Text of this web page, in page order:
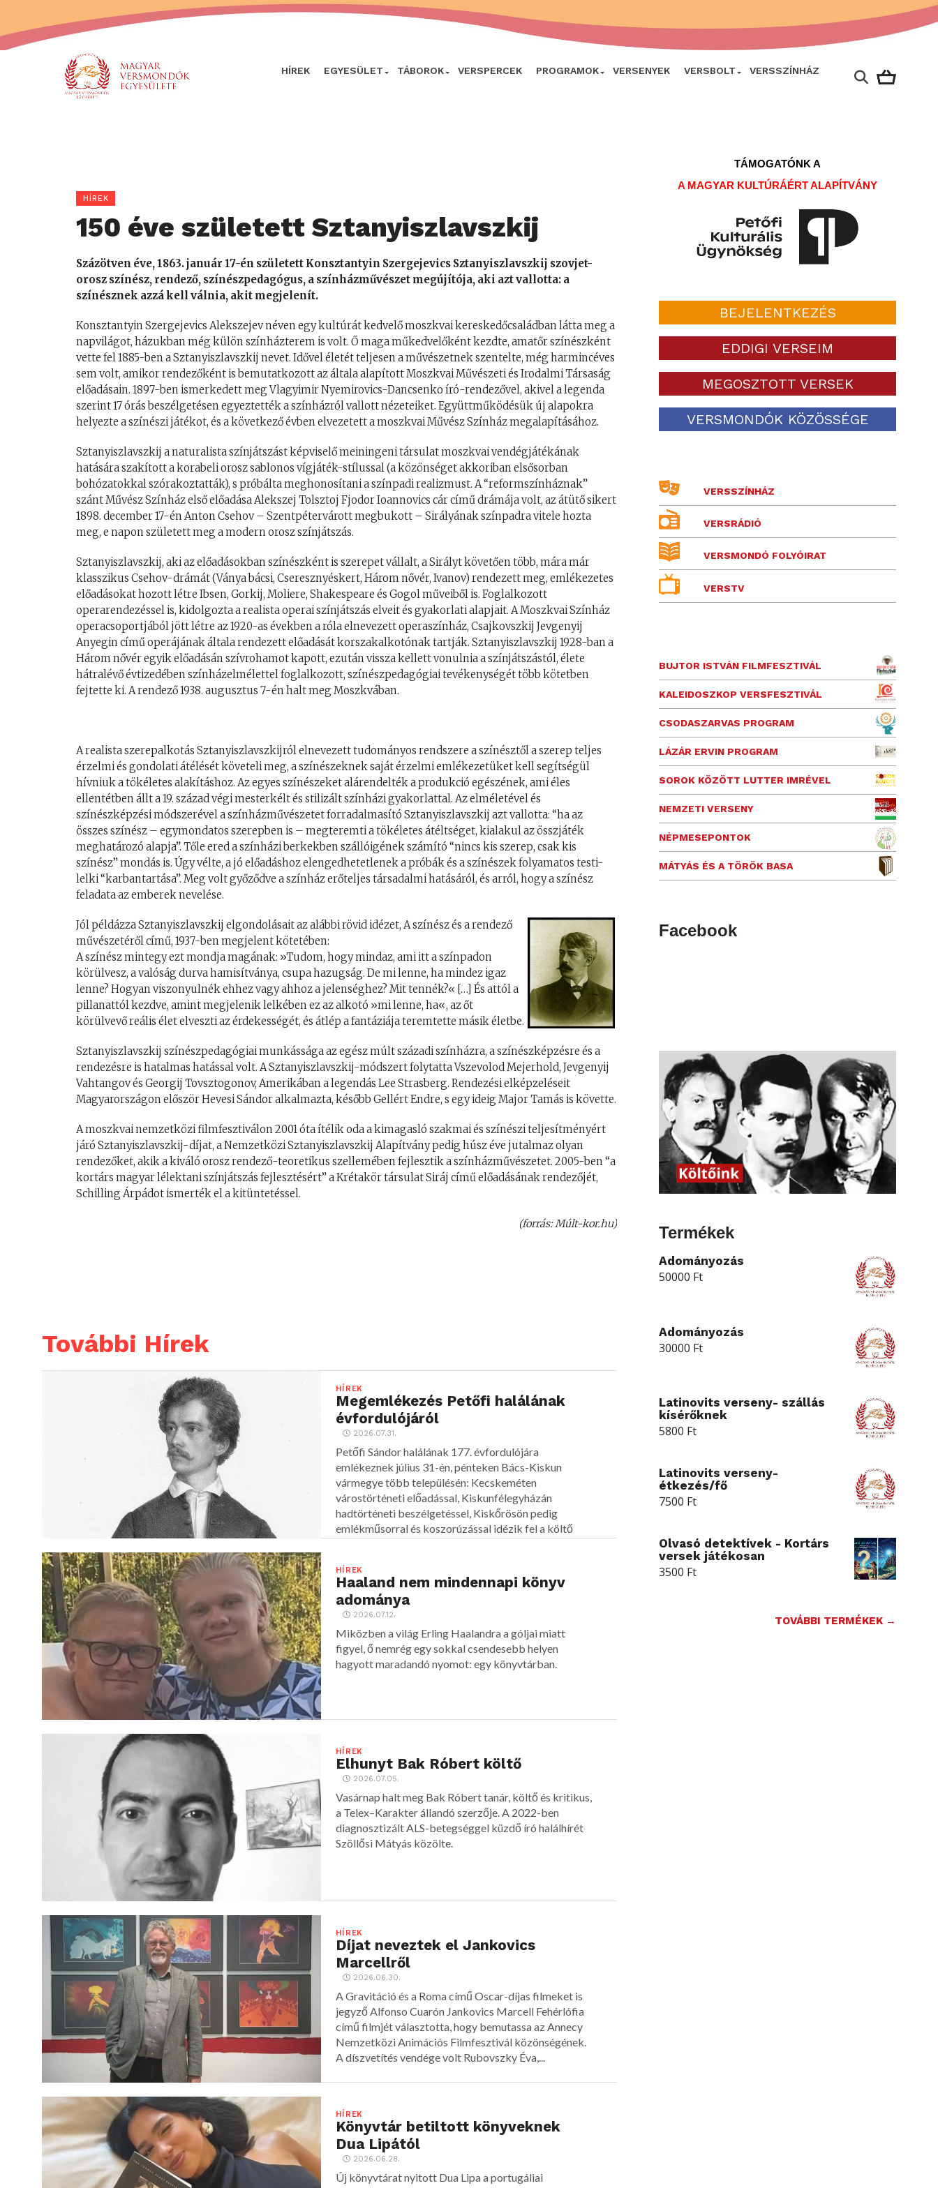
HÍREK EGYESÜLET TÁBOROK VERSPERCEK PROGRAMOK VERSENYEK VERSBOLT VERSSZÍNHÁZ
HÍREK
150 éve született Sztanyiszlavszkij
Százötven éve, 1863. január 17-én született Konsztantyin Szergejevics Sztanyiszlavszkij szovjet-
orosz színész, rendező, színészpedagógus, a színházművészet megújítója, aki azt vallotta: a
színésznek azzá kell válnia, akit megjelenít.
Konsztantyin Szergejevics Alekszejev néven egy kultúrát kedvelő moszkvai kereskedőcsaládban látta meg a
napvilágot, házukban még külön színházterem is volt. Ő maga műkedvelőként kezdte, amatőr színészként
vette fel 1885-ben a Sztanyiszlavszkij nevet. Idővel életét teljesen a művészetnek szentelte, még harmincéves
sem volt, amikor rendezőként is bemutatkozott az általa alapított Moszkvai Művészeti és Irodalmi Társaság
előadásain. 1897-ben ismerkedett meg Vlagyimir Nyemirovics-Dancsenko író-rendezővel, akivel a legenda
szerint 17 órás beszélgetésen egyeztették a színházról vallott nézeteiket. Együttműködésük új alapokra
helyezte a színészi játékot, és a következő évben elvezetett a moszkvai Művész Színház megalapításához.
Sztanyiszlavszkij a naturalista színjátszást képviselő meiningeni társulat moszkvai vendégjátékának
hatására szakított a korabeli orosz sablonos vígjáték-stílussal (a közönséget akkoriban elsősorban
bohózatokkal szórakoztatták), s próbálta meghonosítani a színpadi realizmust. A “reformszínháznak”
szánt Művész Színház első előadása Alekszej Tolsztoj Fjodor Ioannovics cár című drámája volt, az átütő sikert
1898. december 17-én Anton Csehov – Szentpétervárott megbukott – Sirályának színpadra vitele hozta
meg, e napon született meg a modern orosz színjátszás.
Sztanyiszlavszkij, aki az előadásokban színészként is szerepet vállalt, a Sirályt követően több, mára már
klasszikus Csehov-drámát (Ványa bácsi, Cseresznyéskert, Három nővér, Ivanov) rendezett meg, emlékezetes
előadásokat hozott létre Ibsen, Gorkij, Moliere, Shakespeare és Gogol műveiből is. Foglalkozott
operarendezéssel is, kidolgozta a realista operai színjátszás elveit és gyakorlati alapjait. A Moszkvai Színház
operacsoportjából jött létre az 1920-as években a róla elnevezett operaszínház, Csajkovszkij Jevgenyij
Anyegin című operájának általa rendezett előadását korszakalkotónak tartják. Sztanyiszlavszkij 1928-ban a
Három nővér egyik előadásán szívrohamot kapott, ezután vissza kellett vonulnia a színjátszástól, élete
hátralévő évtizedében színházelmélettel foglalkozott, színészpedagógiai tevékenységét több kötetben
fejtette ki. A rendező 1938. augusztus 7-én halt meg Moszkvában.
A realista szerepalkotás Sztanyiszlavszkijról elnevezett tudományos rendszere a színésztől a szerep teljes
érzelmi és gondolati átélését követeli meg, a színészeknek saját érzelmi emlékezetüket kell segítségül
hívniuk a tökéletes alakításhoz. Az egyes színészeket alárendelték a produkció egészének, ami éles
ellentétben állt a 19. század végi mesterkélt és stilizált színházi gyakorlattal. Az elméletével és
színészképzési módszerével a színházművészetet forradalmasító Sztanyiszlavszkij azt vallotta: “ha az
összes színész – egymondatos szerepben is – megteremti a tökéletes átéltséget, kialakul az összjáték
meghatározó alapja”. Tőle ered a színházi berkekben szállóigének számító “nincs kis szerep, csak kis
színész” mondás is. Úgy vélte, a jó előadáshoz elengedhetetlenek a próbák és a színészek folyamatos testi-
lelki “karbantartása”. Meg volt győződve a színház erőteljes társadalmi hatásáról, és arról, hogy a színész
feladata az emberek nevelése.
Jól példázza Sztanyiszlavszkij elgondolásait az alábbi rövid idézet, A színész és a rendező
művészetéről című, 1937-ben megjelent kötetében:
A színész mintegy ezt mondja magának: »Tudom, hogy mindaz, ami itt a színpadon
körülvesz, a valóság durva hamisítványa, csupa hazugság. De mi lenne, ha mindez igaz
lenne? Hogyan viszonyulnék ehhez vagy ahhoz a jelenséghez? Mit tennék?« […] És attól a
pillanattól kezdve, amint megjelenik lelkében ez az alkotó »mi lenne, ha«, az őt
körülvevő reális élet elveszti az érdekességét, és átlép a fantáziája teremtette másik életbe.
Sztanyiszlavszkij színészpedagógiai munkássága az egész múlt századi színházra, a színészképzésre és a
rendezésre is hatalmas hatással volt. A Sztanyiszlavszkij-módszert folytatta Vszevolod Mejerhold, Jevgenyij
Vahtangov és Georgij Tovsztogonov, Amerikában a legendás Lee Strasberg. Rendezési elképzeléseit
Magyarországon először Hevesi Sándor alkalmazta, később Gellért Endre, s egy ideig Major Tamás is követte.
A moszkvai nemzetközi filmfesztiválon 2001 óta ítélik oda a kimagasló szakmai és színészi teljesítményért
járó Sztanyiszlavszkij-díjat, a Nemzetközi Sztanyiszlavszkij Alapítvány pedig húsz éve jutalmaz olyan
rendezőket, akik a kiváló orosz rendező-teoretikus szellemében fejlesztik a színházművészetet. 2005-ben “a
kortárs magyar lélektani színjátszás fejlesztésért” a Krétakör társulat Siráj című előadásának rendezőjét,
Schilling Árpádot ismerték el a kitüntetéssel.
(forrás: Múlt-kor.hu)
További Hírek
HÍREK
Megemlékezés Petőfi halálának
évfordulójáról
2026.07.31.
Petőfi Sándor halálának 177. évfordulójára
emlékeznek július 31-én, pénteken Bács-Kiskun
vármegye több településén: Kecskeméten
várostörténeti előadással, Kiskunfélegyházán
hadtörténeti beszélgetéssel, Kiskőrösön pedig
emlékműsorral és koszorúzással idézik fel a költő
HÍREK
Haaland nem mindennapi könyv
adománya
2026.07.12.
Miközben a világ Erling Haalandra a góljai miatt
figyel, ő nemrég egy sokkal csendesebb helyen
hagyott maradandó nyomot: egy könyvtárban.
HÍREK
Elhunyt Bak Róbert költő
2026.07.05.
Vasárnap halt meg Bak Róbert tanár, költő és kritikus,
a Telex–Karakter állandó szerzője. A 2022-ben
diagnosztizált ALS-betegséggel küzdő író halálhírét
Szöllősi Mátyás közölte.
HÍREK
Díjat neveztek el Jankovics
Marcellről
2026.06.30.
A Gravitáció és a Roma című Oscar-díjas filmeket is
jegyző Alfonso Cuarón Jankovics Marcell Fehérlófia
című filmjét választotta, hogy bemutassa az Annecy
Nemzetközi Animációs Filmfesztivál közönségének.
A díszvetítés vendége volt Rubovszky Éva,...
HÍREK
Könyvtár betiltott könyveknek
Dua Lipától
2026.06.28.
Új könyvtárat nyitott Dua Lipa a portugáliai
TÁMOGATÓNK A
A MAGYAR KULTÚRÁÉRT ALAPÍTVÁNY
BEJELENTKEZÉS
EDDIGI VERSEIM
MEGOSZTOTT VERSEK
VERSMONDÓK KÖZÖSSÉGE
VERSSZÍNHÁZ
VERSRÁDIÓ
VERSMONDÓ FOLYÓIRAT
VERSTV
BUJTOR ISTVÁN FILMFESZTIVÁL
KALEIDOSZKOP VERSFESZTIVÁL
CSODASZARVAS PROGRAM
LÁZÁR ERVIN PROGRAM
SOROK KÖZÖTT LUTTER IMRÉVEL
NEMZETI VERSENY
NÉPMESEPONTOK
MÁTYÁS ÉS A TÖRÖK BASA
Facebook
Termékek
Adományozás
50000 Ft
Adományozás
30000 Ft
Latinovits verseny- szállás
kísérőknek
5800 Ft
Latinovits verseny-
étkezés/fő
7500 Ft
Olvasó detektívek - Kortárs
versek játékosan
3500 Ft
TOVÁBBI TERMÉKEK →